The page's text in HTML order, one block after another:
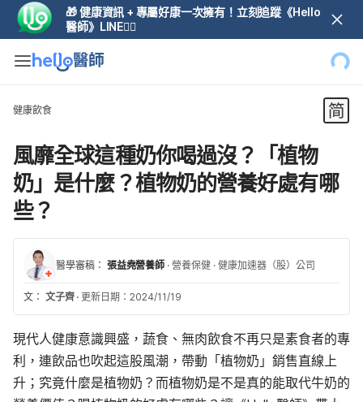
🎁 健康資訊 + 專屬好康一次擁有！立刻追蹤《Hello
醫師》LINE👆🏼
健康飲食
風靡全球這種奶你喝過沒？「植物
奶」是什麼？植物奶的營養好處有哪
些？
醫學審稿： 張益堯營養師 · 營養保健 · 健康加速器（股）公司
文： 文子齊 · 更新日期：2024/11/19
現代人健康意識興盛，蔬食、無肉飲食不再只是素食者的專
利，連飲品也吹起這股風潮，帶動「植物奶」銷售直線上
升；究竟什麼是植物奶？而植物奶是不是真的能取代牛奶的